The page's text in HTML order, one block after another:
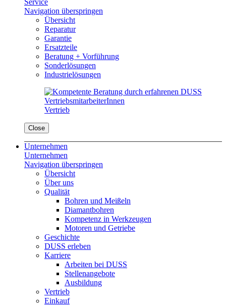
Service
Navigation überspringen
Übersicht
Reparatur
Garantie
Ersatzteile
Beratung + Vorführung
Sonderlösungen
Industrielösungen
Vertrieb
Close
Unternehmen
Unternehmen
Navigation überspringen
Übersicht
Über uns
Qualität
Bohren und Meißeln
Diamantbohren
Kompetenz in Werkzeugen
Motoren und Getriebe
Geschichte
DUSS erleben
Karriere
Arbeiten bei DUSS
Stellenangebote
Ausbildung
Vertrieb
Einkauf